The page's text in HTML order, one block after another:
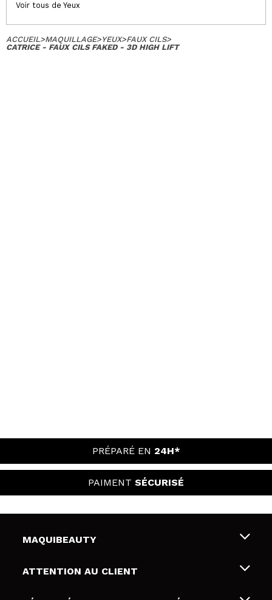
Voir tous de Yeux
ACCUEIL>MAQUILLAGE>YEUX>FAUX CILS>
CATRICE - FAUX CILS FAKED - 3D HIGH LIFT
PRÉPARÉ EN 24H*
PAIMENT SÉCURISÉ
MAQUIBEAUTY
Qui sommes nous
ATTENTION AU CLIENT